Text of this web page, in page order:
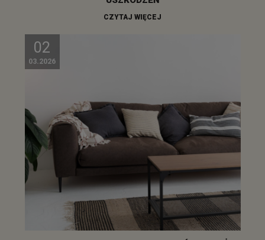
CZYTAJ WIĘCEJ
02
03.2026